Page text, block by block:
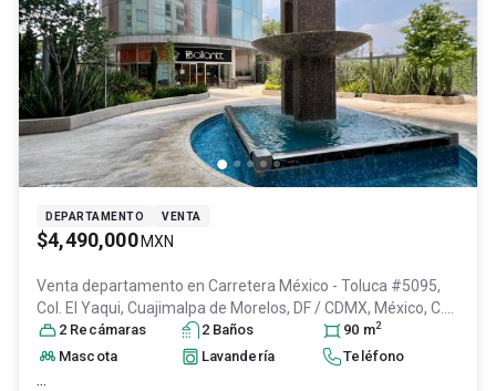
DEPARTAMENTO VENTA
$4,490,000 MXN
Venta departamento en Carretera México - Toluca #5095,
Col. El Yaqui, Cuajimalpa de Morelos, DF / CDMX, México, C.P.
05320, ID:31135163
2 Recámaras 2 Baños 90 m2
Mascota Lavandería Teléfono
...